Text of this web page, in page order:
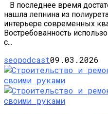
В последнее время
нашла лепнина из
интерьере современных
Востребованность
с...
seopodcast09.03.2026